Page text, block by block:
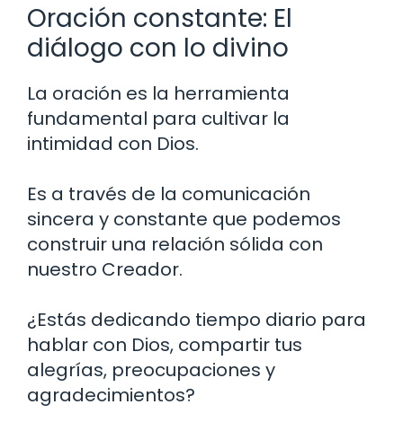
Oración constante: El
diálogo con lo divino
La oración es la herramienta
fundamental para cultivar la
intimidad con Dios.
Es a través de la comunicación
sincera y constante que podemos
construir una relación sólida con
nuestro Creador.
¿Estás dedicando tiempo diario para
hablar con Dios, compartir tus
alegrías, preocupaciones y
agradecimientos?